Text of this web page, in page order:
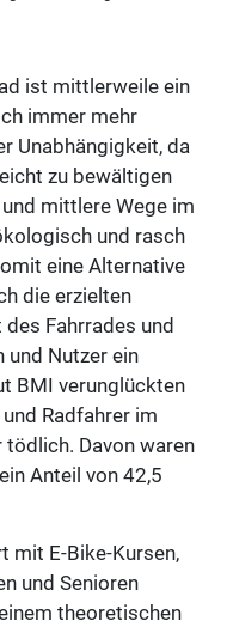
ist mittlerweile ein
immer mehr
Unabhängigkeit, da
zu bewältigen
mittlere Wege im
und rasch
eine Alternative
die erzielten
Fahrrades und
und Nutzer ein
BMI verunglückten
Radfahrer im
Davon waren
Anteil von 42,5
mit E-Bike-Kursen,
und Senioren
theoretischen